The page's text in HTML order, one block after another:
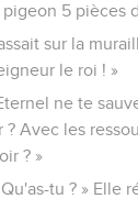
5 pièces
sur la
le roi ! »
ne te
? Avec les
? »
tu ? » Elle